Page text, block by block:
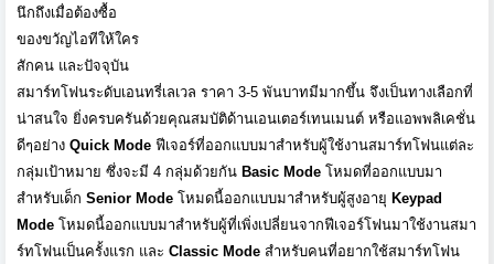
นึกถึงเมื่อต้องซื้อ
ของขวัญไอทีให้ใคร
สักคน และปัจจุบัน
สมาร์ทโฟนระดับเอนทรี่เลเวล ราคา 3-5 พันบาทมีมากขึ้น จึงเป็นทางเลือกที่
น่าสนใจ ยิ่งครบครันด้วยคุณสมบัติด้านเอนเตอร์เทนเมนต์ หรือแอพพลิเคชั่น
ดีๆอย่าง Quick Mode ฟีเจอร์ที่ออกแบบมาสำหรับผู้ใช้งานสมาร์ทโฟนแต่ละ
กลุ่มเป้าหมาย ซึ่งจะมี 4 กลุ่มด้วยกัน Basic Mode โหมดที่ออกแบบมา
สำหรับเด็ก Senior Mode โหมดนี้ออกแบบมาสำหรับผู้สูงอายุ Keypad
Mode โหมดนี้ออกแบบมาสำหรับผู้ที่เพิ่งเปลี่ยนจากฟีเจอร์โฟนมาใช้งานสมา
ร์ทโฟนเป็นครั้งแรก และ Classic Mode สำหรับคนที่อยากใช้สมาร์ทโฟน